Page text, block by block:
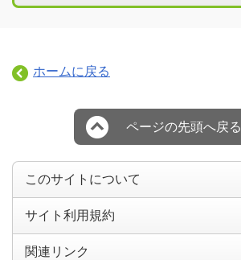
ホームに戻る
ページの先頭へ戻る
このサイトについて
サイト利用規約
関連リンク